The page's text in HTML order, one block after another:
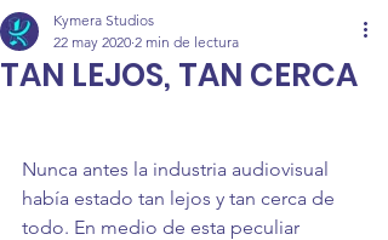
TAN LEJOS, TAN CERCA
Kymera Studios
22 may 2020 2 min de lectura
Nunca antes la industria audiovisual
había estado tan lejos y tan cerca de
todo. En medio de esta peculiar